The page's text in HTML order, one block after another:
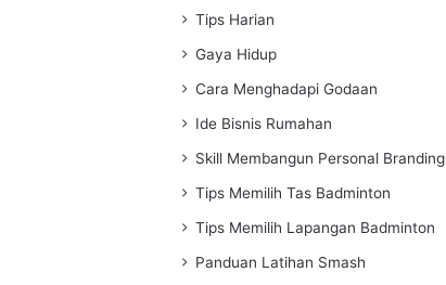
Tips Harian
Gaya Hidup
Cara Menghadapi Godaan
Ide Bisnis Rumahan
Skill Membangun Personal Branding
Tips Memilih Tas Badminton
Tips Memilih Lapangan Badminton
Panduan Latihan Smash